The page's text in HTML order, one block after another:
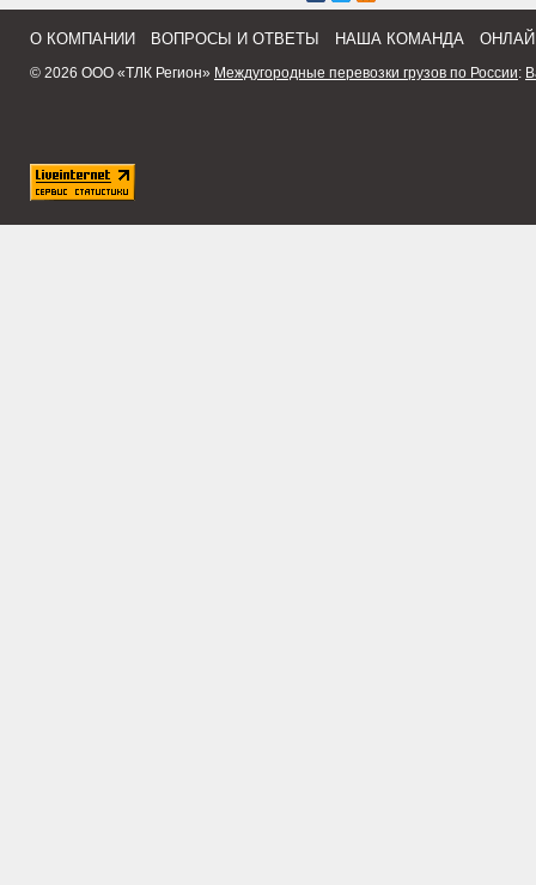
О КОМПАНИИ ВОПРОСЫ И ОТВЕТЫ НАША КОМАНДА
© 2026 ООО «ТЛК Регион» Междугородные перевозки грузов по России: